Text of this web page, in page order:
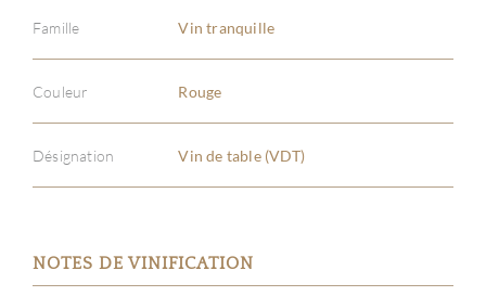
Famille Vin tranquille
Couleur Rouge
Désignation Vin de table (VDT)
NOTES DE VINIFICATION